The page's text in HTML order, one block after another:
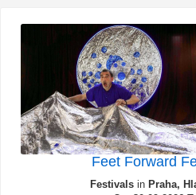
Feet Forward
Festivalsin Praha,